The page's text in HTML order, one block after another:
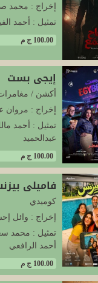
إخراج : محمد
تمثيل : أحمد
100.00 ج م
إيجي بست
أكشن /
إخراج : مروان
تمثيل : أحمد
عبدالحميد
100.00 ج م
فاميلي
كوميدي
إخراج : وائل
تمثيل : محمد
أحمد الرافعي
100.00 ج م